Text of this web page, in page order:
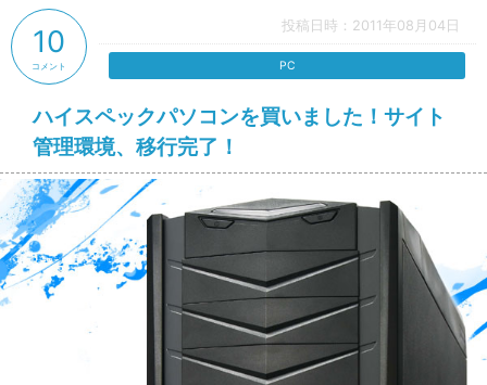
投稿日時：2011年08月04日
ハイスペックパソコンを買いました！サイト
管理環境、移行完了！
10
コメント PC